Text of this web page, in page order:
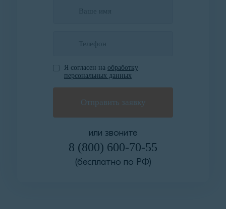
Я согласен на обработку
персональных данных
или звоните
8 (800) 600-70-55
(бесплатно по РФ)